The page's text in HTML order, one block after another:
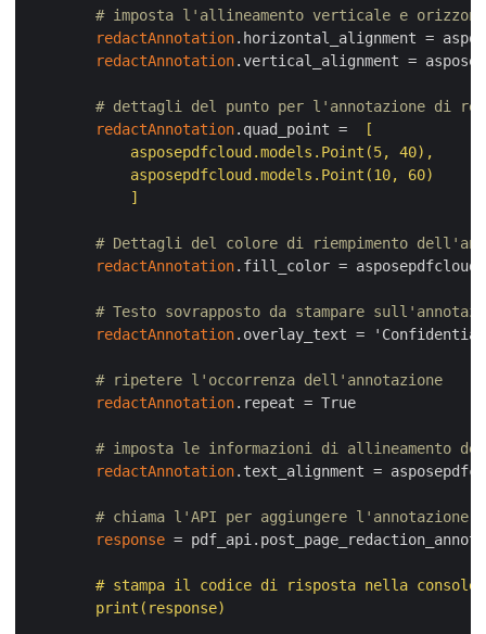
# imposta l'allineamento verticale e
redactAnnotation.horizontal_alignment =
redactAnnotation.vertical_alignment =
# dettagli del punto per l'annotazione di
redactAnnotation.quad_point =
[
            asposepdfcloud.models.Point(5, 40),
            asposepdfcloud.models.Point(10, 60)
            ]
# Dettagli del colore di riempimento
redactAnnotation.fill_color =
# Testo sovrapposto da stampare
redactAnnotation.overlay_text =
# ripetere l'occorrenza dell'annotazione
redactAnnotation.repeat = True
# imposta le informazioni di allineamento
redactAnnotation.text_alignment =
# chiama l'API per aggiungere l'annotazione
response =
        # stampa il codice di risposta nella console
        print(response)